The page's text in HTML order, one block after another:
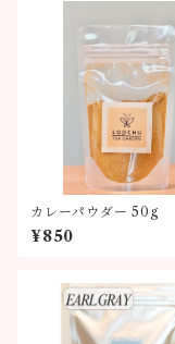
カレーパウダー 50g
¥850